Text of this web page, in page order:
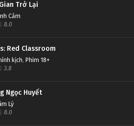
Trở Lại
Cảm
8.0
Red Classroom
kịch, Phim 18+
3.8
Ngọc Huyết
Lý
8.0